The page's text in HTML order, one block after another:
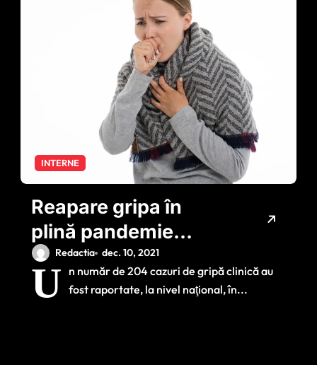
INTERNE
Reapare gripa în
plină pandemie
COVID: câte cazuri
au fost semnalate
săptămâna trecută
Redactia dec. 10, 2021
U n număr de 204 cazuri de gripă clinică au
fost raportate, la nivel naţional, în...